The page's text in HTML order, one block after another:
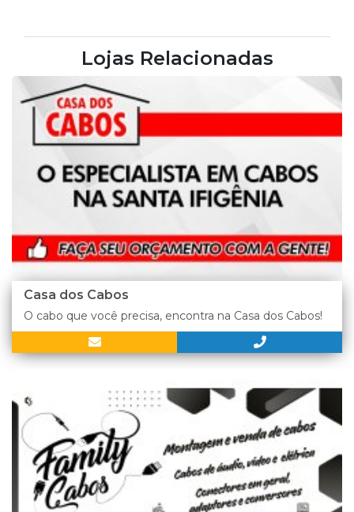
Lojas Relacionadas
Casa dos Cabos
O cabo que você precisa, encontra na Casa dos Cabos!